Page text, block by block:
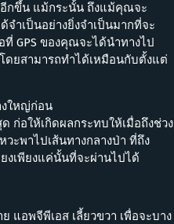
อีกขึ้น แม้กระนั้น ถึงแม้คุณจะ
เป็นอย่างยิ่งจำเป็นมากที่จะ
GPS ของคุณจะได้นำทางไป
ดยสามารถทำได้เหมือนกับตั้งแต่
งใหญ่ก่อน
ก่อให้เกิดผลกระทบให้เมื่อถึงช่วง
ะพาไปเส้นทางกลางป่า ที่ถึง
งเพียงแค่นั้นที่จะผ่านไปได้
แอพจีพีเอส เลี้ยวขวา เพื่อจะบาง